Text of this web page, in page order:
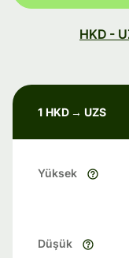
HKD -
1 HKD → UZS
Yüksek
Düşük